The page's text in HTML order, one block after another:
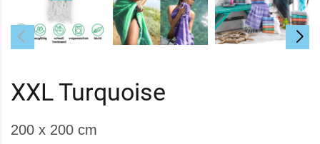
XXL Turquoise
200 x 200 cm